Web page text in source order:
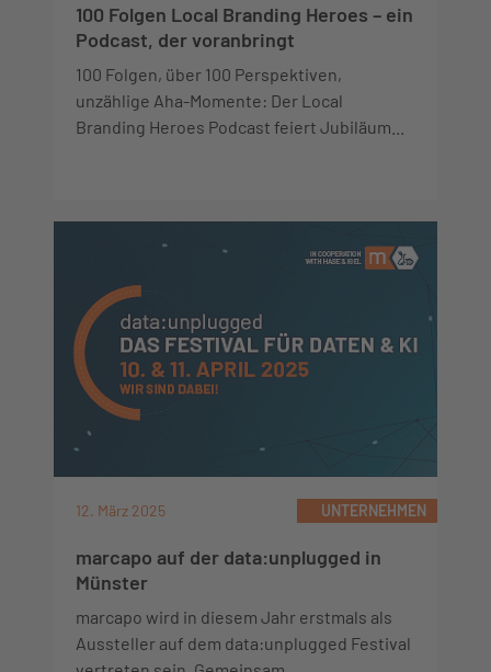
100 Folgen Local Branding Heroes – ein
Podcast, der voranbringt
100 Folgen, über 100 Perspektiven,
unzählige Aha-Momente: Der Local
Branding Heroes Podcast feiert Jubiläum...
12. März 2025 UNTERNEHMEN
marcapo auf der data:unplugged in
Münster
marcapo wird in diesem Jahr erstmals als
Aussteller auf dem data:unplugged Festival